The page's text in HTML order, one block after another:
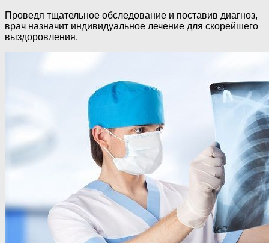
Проведя тщательное обследование и поставив диагноз,
врач назначит индивидуальное лечение для скорейшего
выздоровления.